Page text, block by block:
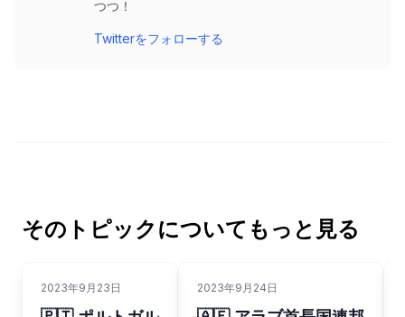
つつ！
Twitterをフォローする
そのトピックについてもっと見る
2023年9月23日 2023年9月24日